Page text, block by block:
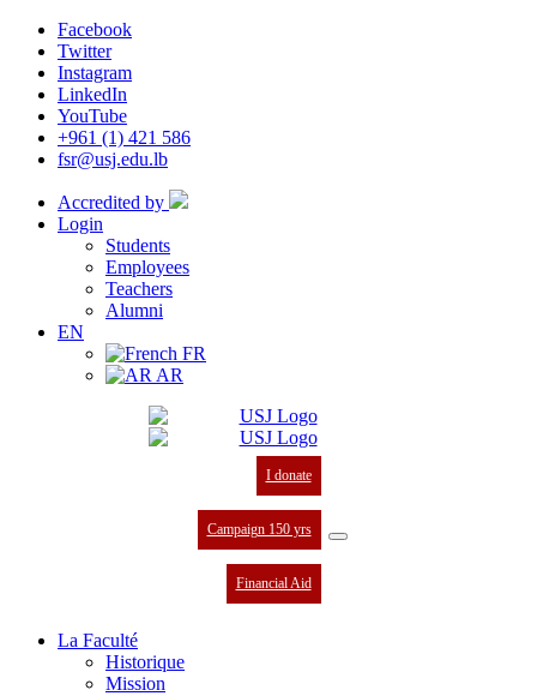
Facebook
Twitter
Instagram
LinkedIn
YouTube
+961 (1) 421 586
fsr@usj.edu.lb
Accredited by
Login
Students
Employees
Teachers
Alumni
EN
FR
AR
I donate
Campaign 150 yrs
Financial Aid
La Faculté
Historique
Mission